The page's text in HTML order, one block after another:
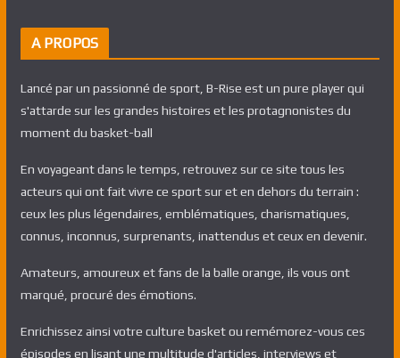
A PROPOS
Lancé par un passionné de sport, B-Rise est un pure player qui
s'attarde sur les grandes histoires et les protagnonistes du
moment du basket-ball
En voyageant dans le temps, retrouvez sur ce site tous les
acteurs qui ont fait vivre ce sport sur et en dehors du terrain :
ceux les plus légendaires, emblématiques, charismatiques,
connus, inconnus, surprenants, inattendus et ceux en devenir.
Amateurs, amoureux et fans de la balle orange, ils vous ont
marqué, procuré des émotions.
Enrichissez ainsi votre culture basket ou remémorez-vous ces
épisodes en lisant une multitude d'articles, interviews et